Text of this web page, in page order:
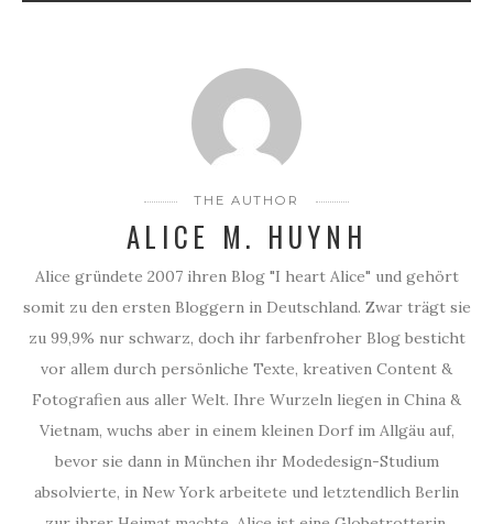
THE AUTHOR
ALICE M. HUYNH
Alice gründete 2007 ihren Blog "I heart Alice" und gehört
somit zu den ersten Bloggern in Deutschland. Zwar trägt sie
zu 99,9% nur schwarz, doch ihr farbenfroher Blog besticht
vor allem durch persönliche Texte, kreativen Content &
Fotografien aus aller Welt. Ihre Wurzeln liegen in China &
Vietnam, wuchs aber in einem kleinen Dorf im Allgäu auf,
bevor sie dann in München ihr Modedesign-Studium
absolvierte, in New York arbeitete und letztendlich Berlin